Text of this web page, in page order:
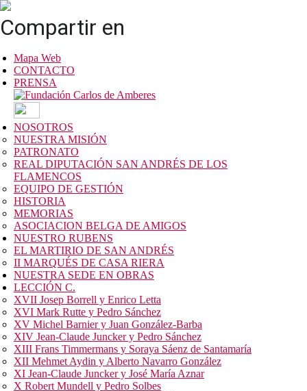
Compartir en
Mapa Web
CONTACTO
PRENSA
NOSOTROS
NUESTRA MISIÓN
PATRONATO
REAL DIPUTACIÓN SAN ANDRÉS DE LOS
FLAMENCOS
EQUIPO DE GESTIÓN
HISTORIA
MEMORIAS
ASOCIACION BELGA DE AMIGOS
NUESTRO RUBENS
EL MARTIRIO DE SAN ANDRÉS
II MARQUÉS DE CASA RIERA
NUESTRA SEDE EN OBRAS
LECCIÓN C.
XVII Josep Borrell y Enrico Letta
XVI Mark Rutte y Pedro Sánchez
XV Michel Barnier y Juan González-Barba
XIV Jean-Claude Juncker y Pedro Sánchez
XIII Frans Timmermans y Soraya Sáenz de Santamaría
XII Mehmet Aydin y Alberto Navarro González
XI Jean-Claude Juncker y José María Aznar
X Robert Mundell y Pedro Solbes